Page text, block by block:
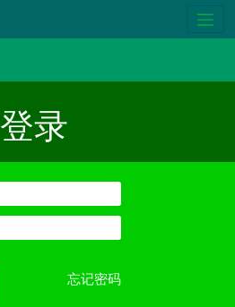
登录
忘记密码